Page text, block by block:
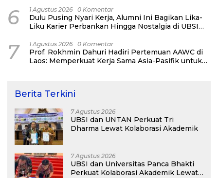
6 1 Agustus 2026 0 Komentar
Dulu Pusing Nyari Kerja, Alumni Ini Bagikan Lika-
Liku Karier Perbankan Hingga Nostalgia di UBSI
7 1 Agustus 2026 0 Komentar
Prof. Rokhmin Dahuri Hadiri Pertemuan AAWC di
Laos: Memperkuat Kerja Sama Asia-Pasifik untuk
Berita Terkini
7 Agustus 2026
UBSI dan UNTAN Perkuat Tri
Dharma Lewat Kolaborasi Akademik
7 Agustus 2026
UBSI dan Universitas Panca Bhakti
Perkuat Kolaborasi Akademik Lewat